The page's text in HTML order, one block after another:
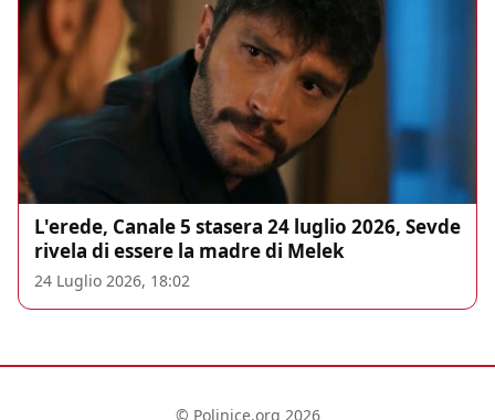
L'erede, Canale 5 stasera 24 luglio 2026, Sevde
rivela di essere la madre di Melek
24 Luglio 2026, 18:02
© Polinice.org 2026